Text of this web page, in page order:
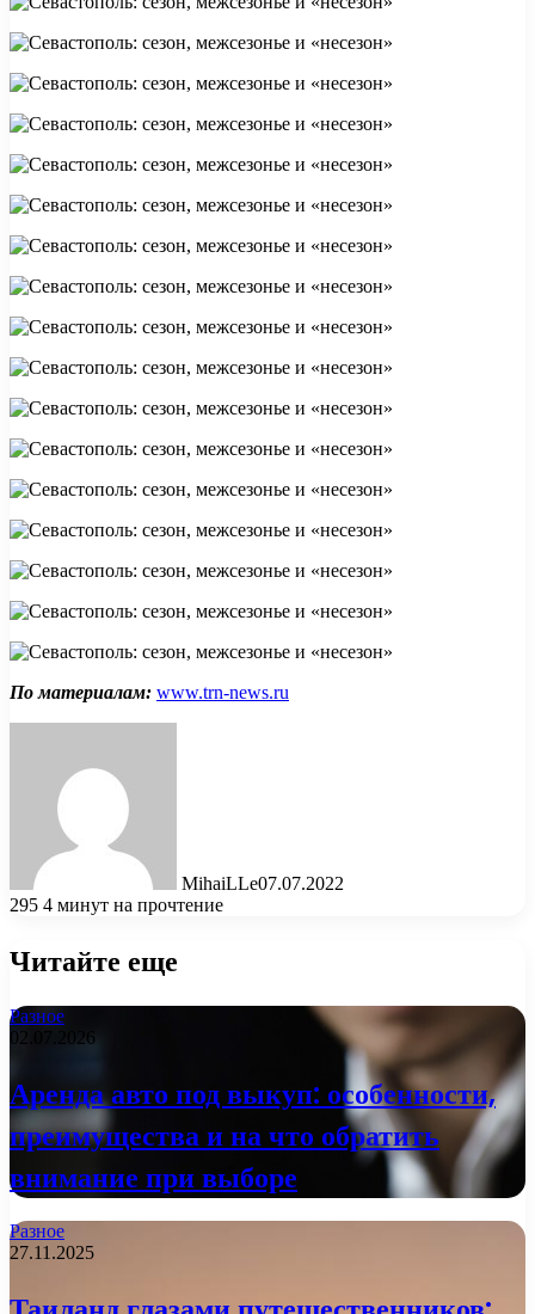
По материалам: www.trn-news.ru
MihaiLLe07.07.2022
295 4 минут на прочтение
Читайте еще
Разное
02.07.2026
Аренда авто под выкуп: особенности,
преимущества и на что обратить
внимание при выборе
Разное
27.11.2025